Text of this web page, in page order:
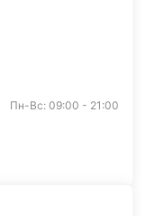
Пн-Вс: 09:00 - 21:00